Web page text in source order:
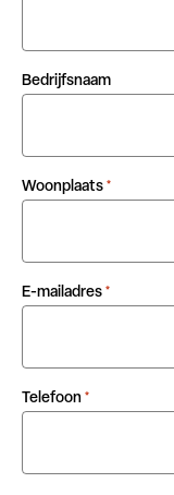
Bedrijfsnaam
Woonplaats *
E-mailadres *
Telefoon *